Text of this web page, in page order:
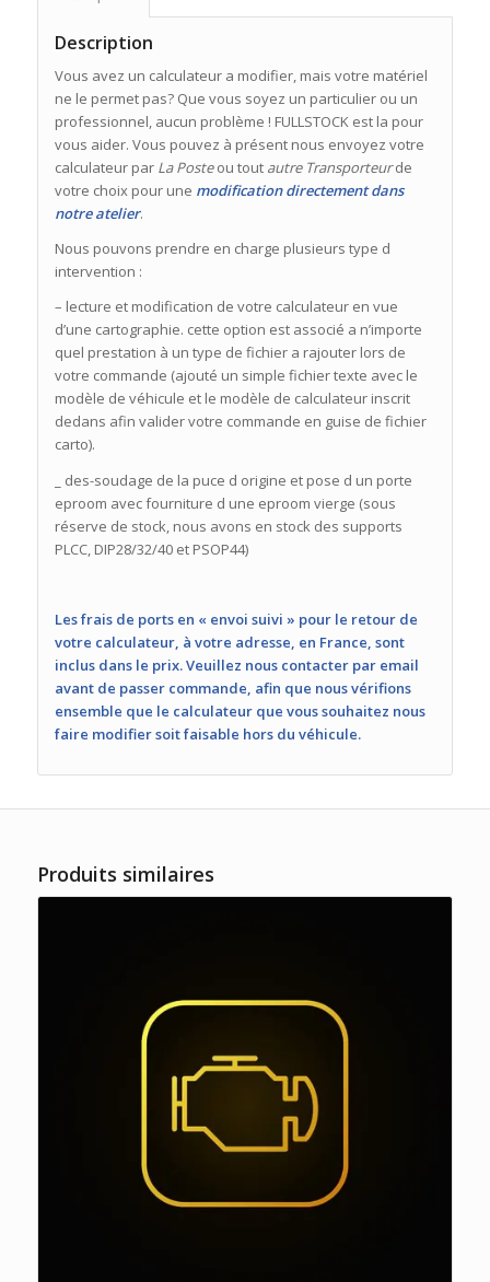
Description
Vous avez un calculateur a modifier, mais votre matériel
ne le permet pas? Que vous soyez un particulier ou un
professionnel, aucun problème ! FULLSTOCK est la pour
vous aider. Vous pouvez à présent nous envoyez votre
calculateur par La Posteou tout autre Transporteurde
votre choix pour une modification directement dans
notre atelier.
Nous pouvons prendre en charge plusieurs type d
intervention :
– lecture et modification de votre calculateur en vue
d’une cartographie. cette option est associé a n’importe
quel prestation à un type de fichier a rajouter lors de
votre commande (ajouté un simple fichier texte avec le
modèle de véhicule et le modèle de calculateur inscrit
dedans afin valider votre commande en guise de fichier
carto).
_ des-soudage de la puce d origine et pose d un porte
eproom avec fourniture d une eproom vierge (sous
réserve de stock, nous avons en stock des supports
PLCC, DIP28/32/40 et PSOP44)
Les frais de ports en « envoi suivi » pour le retour de
votre calculateur, à votre adresse, en France, sont
inclus dans le prix. Veuillez nous contacter par email
avant de passer commande, afin que nous vérifions
ensemble que le calculateur que vous souhaitez nous
faire modifier soit faisable hors du véhicule.
Produits similaires